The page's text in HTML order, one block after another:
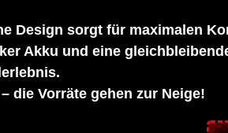
Design sorgt für maximalen
Akku und eine
die Vorräte gehen zur Neige!